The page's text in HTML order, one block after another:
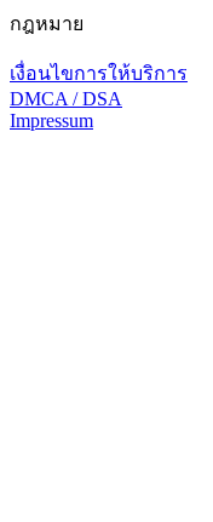
กฎหมาย
เงื่อนไขการให้บริการ
DMCA / DSA
Impressum